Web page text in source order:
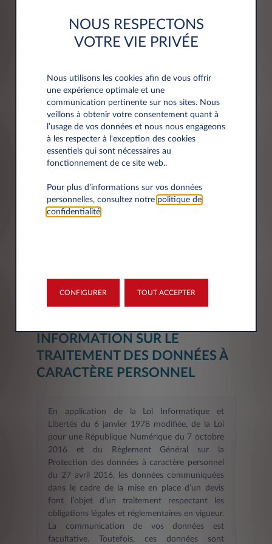
Code postal*
INFORMATION SUR LE
TRAITEMENT DES DONNÉES À
CARACTÈRE PERSONNEL
En application de la Loi Informatique et
Libertés du 6 janvier 1978 modifiée, de la Loi
pour une République Numérique du 7 octobre
2016 et du Règlement Général sur la
Protection des données à caractère personnel
du 27 avril 2016, les données communiquées
dans le cadre de la mise en place d’un devis
font l’objet d’un traitement respectant les
obligations légales et réglementaires en vigueur.
La communication de vos données est
facultative. Toutefois, ces données sont
NOUS RESPECTONS
VOTRE VIE PRIVÉE
Nous utilisons les cookies afin de vous offrir
une expérience optimale et une
communication pertinente sur nos sites. Nous
veillons à obtenir votre consentement quant à
l’usage de vos données et nous nous engageons
à les respecter à l'exception des cookies
essentiels qui sont nécessaires au
fonctionnement de ce site web..
Pour plus d’informations sur vos données
personnelles, consultez notre politique de
confidentialité.
CONFIGURER TOUT ACCEPTER